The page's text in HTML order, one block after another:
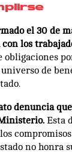
el 30 de
los
de
denuncia
Esta
compromisos
no honra